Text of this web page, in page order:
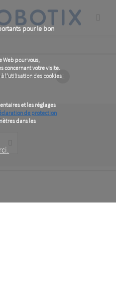
pour le bon
pour vous,
concernant votre visite.
à l'utilisation des cookies
et les réglages
de protection
dans les
2